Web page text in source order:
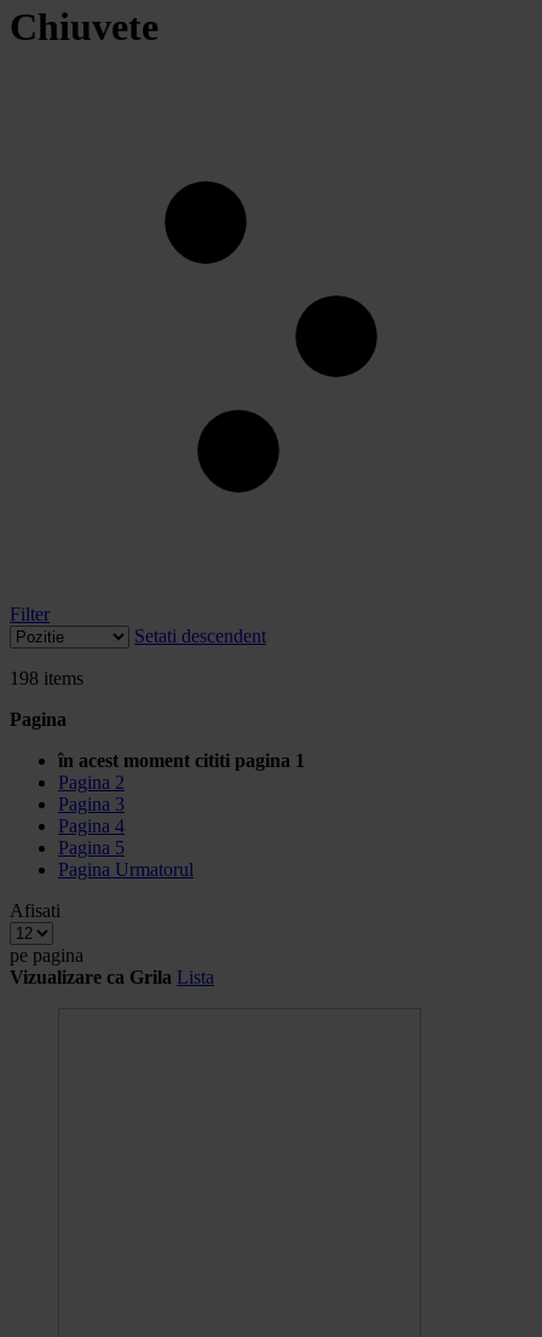
Chiuvete
Filter
Setati descendent
198 items
Pagina
în acest moment cititi pagina 1
Pagina 2
Pagina 3
Pagina 4
Pagina 5
Pagina Urmatorul
Afisati
pe pagina
Vizualizare ca Grila Lista